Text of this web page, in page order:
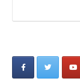
c
b
o
itt